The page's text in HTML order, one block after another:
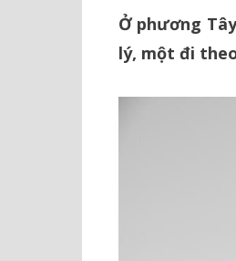
Ở phương
lý, một đi